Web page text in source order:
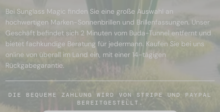
Bei Sunglass Magic finden Sie eine große Auswahl an
hochwertigen Marken-Sonnenbrillen und Brillenfassungen. Unser
Geschäft befindet sich 2 Minuten vom Buda-Tunnel entfernt und
bietet fachkundige Beratung für jedermann. Kaufen Sie bei uns
online von überall im Land ein, mit einer 14-tägigen
Rückgabegarantie.
DIE BEQUEME ZAHLUNG WIRD VON STRIPE UND PAYPAL
BEREITGESTELLT.